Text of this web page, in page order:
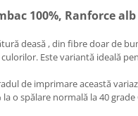
100%, Ranforce
deasă , din fibre doar de
culorilor. Este variantă ideală
de imprimare această
o spălare normală la 40 grade